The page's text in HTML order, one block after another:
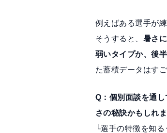
例えばある選手が
そうすると、 暑さ
弱いタイプか、後
た蓄積データはす
Q：個別面談を通
さの秘訣かもしれま
└選手の特徴を知